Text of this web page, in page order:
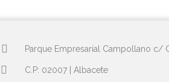
Parque Empresarial Campollano c/
C.P: 02007 | Albacete